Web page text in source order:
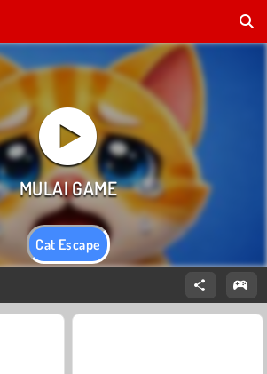
Cat Escape